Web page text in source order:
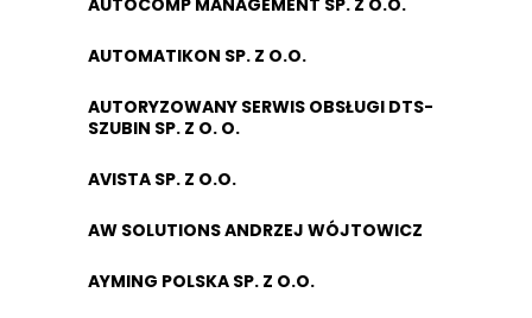
AUTOCOMP MANAGEMENT SP. Z O.O.
AUTOMATIKON SP. Z O.O.
AUTORYZOWANY SERWIS OBSŁUGI DTS-
SZUBIN SP. Z O. O.
AVISTA SP. Z O.O.
AW SOLUTIONS ANDRZEJ WÓJTOWICZ
AYMING POLSKA SP. Z O.O.